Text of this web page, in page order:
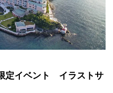
定イベント イラストサ